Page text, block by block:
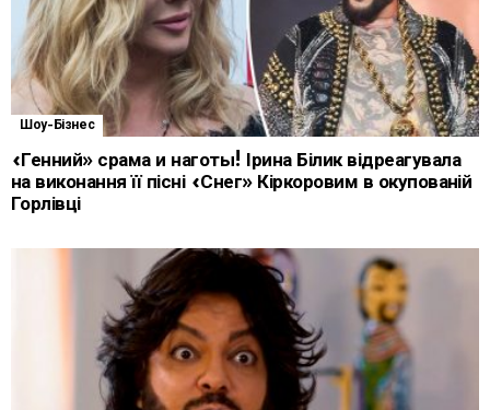
Шоу-Бізнес
«Генний» срама и наготы! Ірина Білик відреагувала
на виконання її пісні «Снег» Кіркоровим в окупованій
Горлівці